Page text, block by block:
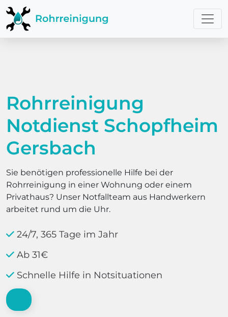
Rohrreinigung
Notdienst Schopfheim
Gersbach
Sie benötigen professionelle Hilfe bei der
Rohrreinigung in einer Wohnung oder einem
Privathaus? Unser Notfallteam aus Handwerkern
arbeitet rund um die Uhr.
24/7, 365 Tage im Jahr
Ab 31€
Schnelle Hilfe in Notsituationen